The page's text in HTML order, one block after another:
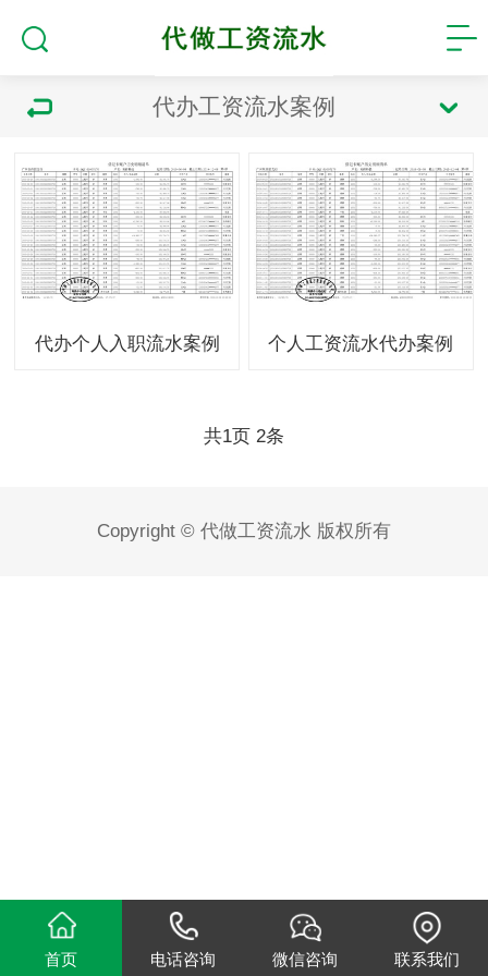
代办工资流水案例
代办个人入职流水案例 个人工资流水代办案例
共1页 2条
Copyright © 代做工资流水 版权所有
首页 电话咨询 微信咨询 联系我们